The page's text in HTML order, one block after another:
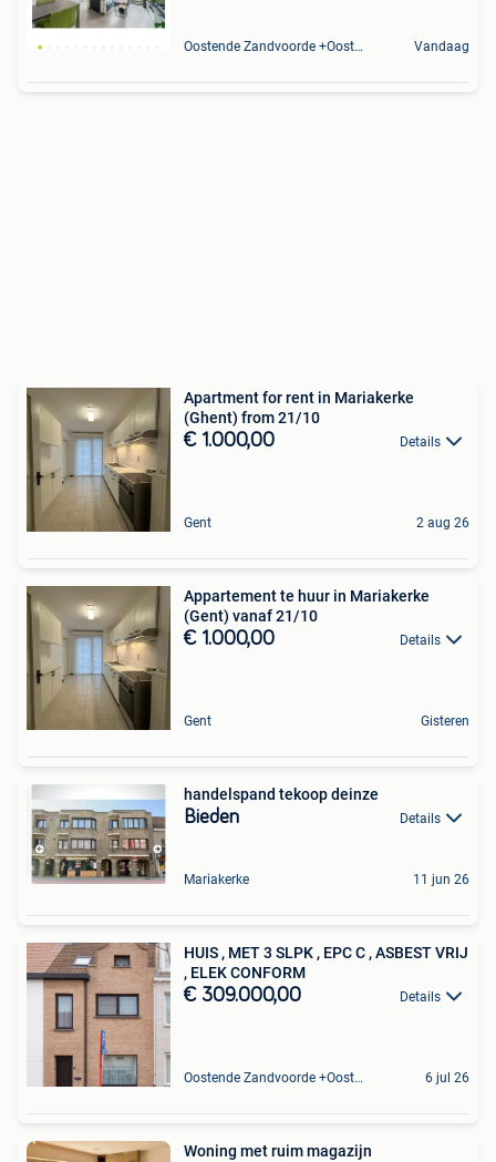
Oostende Zandvoorde +Oostende Vandaag
Apartment for rent in Mariakerke
(Ghent) from 21/10
€ 1.000,00 Details
Gent 2 aug 26
Appartement te huur in Mariakerke
(Gent) vanaf 21/10
€ 1.000,00 Details
Gent Gisteren
handelspand tekoop deinze
Bieden Details
Mariakerke 11 jun 26
HUIS , MET 3 SLPK , EPC C , ASBEST VRIJ
, ELEK CONFORM
€ 309.000,00 Details
Oostende Zandvoorde +Oostende 6 jul 26
Woning met ruim magazijn